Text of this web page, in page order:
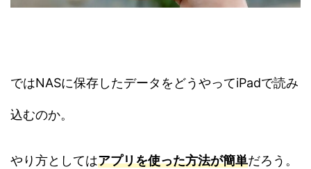
ではNASに保存したデータをどうやってiPadで読み
込むのか。
やり方としてはアプリを使った方法が簡単だろう。